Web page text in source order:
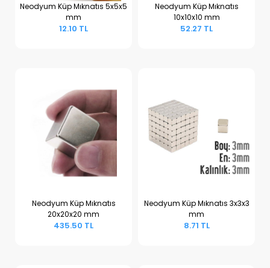
Sepete Ekle
Neodyum Küp Mıknatıs 5x5x5
mm
12.10 TL
Sepete Ekle
Neodyum Küp Mıknatıs
10x10x10 mm
52.27 TL
Sepete Ekle
Neodyum Küp Mıknatıs
20x20x20 mm
435.50 TL
Sepete Ekle
Neodyum Küp Mıknatıs 3x3x3
mm
8.71 TL